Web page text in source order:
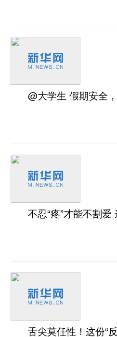
@大学生 假期安全
不忍“疼”才能不割爱
舌尖莫任性！这份“